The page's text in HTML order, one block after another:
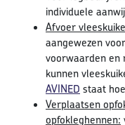
individuele
Afvoer
aangewezen
voorwaarden en
kunnen
AVINED staat
Verplaatsen
opfokleghennen: